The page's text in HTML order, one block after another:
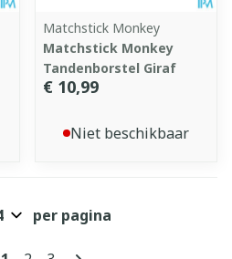
Matchstick Monkey
Matchstick Monkey
Tandenborstel Giraf
€ 10,99
Niet beschikbaar
Pagina's
per pagina